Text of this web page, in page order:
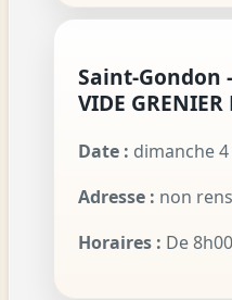
Saint-Gondon -
VIDE
Date : dimanche
Adresse : non
Horaires : De